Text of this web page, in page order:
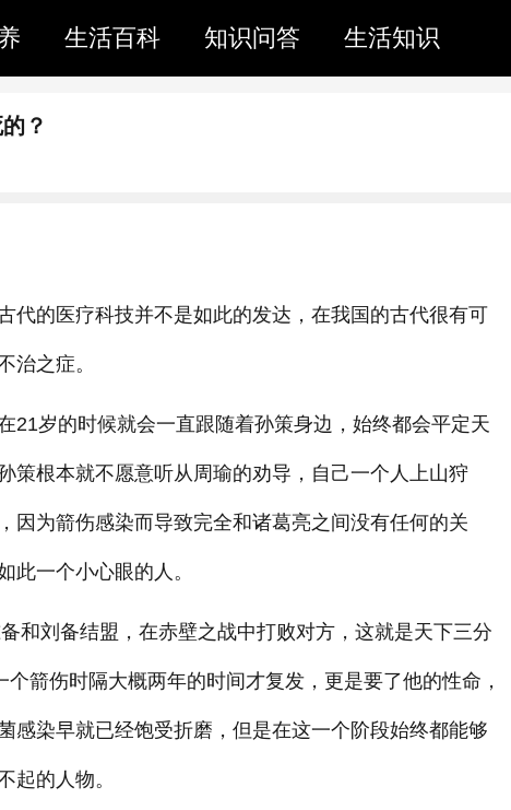
生活百科 知识问答 生活知识
？
代的医疗科技并不是如此的发达，在我国的古代很有可
治之症。
21岁的时候就会一直跟随着孙策身边，始终都会平定天
策根本就不愿意听从周瑜的劝导，自己一个人上山狩
因为箭伤感染而导致完全和诸葛亮之间没有任何的关
此一个小心眼的人。
和刘备结盟，在赤壁之战中打败对方，这就是天下三分
箭伤时隔大概两年的时间才复发，更是要了他的性命，
感染早就已经饱受折磨，但是在这一个阶段始终都能够
起的人物。